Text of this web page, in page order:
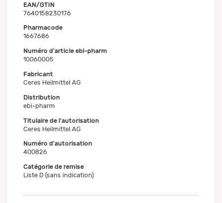
EAN/GTIN
7640158230176
Pharmacode
1667686
Numéro d'article ebi-pharm
10060005
Fabricant
Ceres Heilmittel AG
Distribution
ebi-pharm
Titulaire de l'autorisation
Ceres Heilmittel AG
Numéro d'autorisation
400826
Catégorie de remise
Liste D (sans indication)